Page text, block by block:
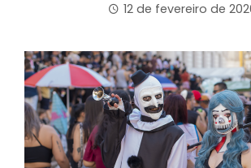
12 de fevereiro de